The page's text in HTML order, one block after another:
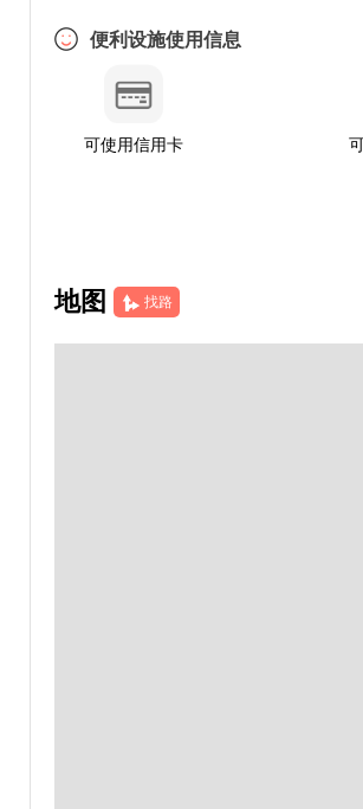
便利设施使用信息
可使用信用卡
地图 找路